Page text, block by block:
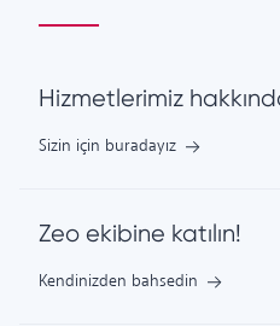
Hizmetlerimiz
Sizin için buradayız
Zeo ekibine katılın!
Kendinizden bahsedin